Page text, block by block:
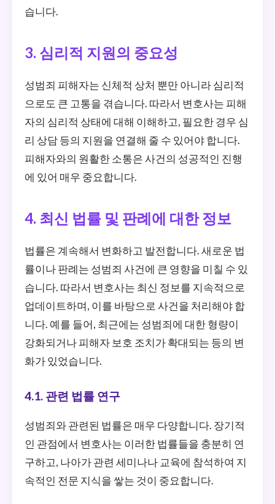
습니다.
3. 심리적 지원의 중요성
성범죄 피해자는 신체적 상처 뿐만 아니라 심리적
으로도 큰 고통을 겪습니다. 따라서 변호사는 피해
자의 심리적 상태에 대해 이해하고, 필요한 경우 심
리 상담 등의 지원을 연결해 줄 수 있어야 합니다.
피해자와의 원활한 소통은 사건의 성공적인 진행
에 있어 매우 중요합니다.
4. 최신 법률 및 판례에 대한 정보
법률은 계속해서 변화하고 발전합니다. 새로운 법
률이나 판례는 성범죄 사건에 큰 영향을 미칠 수 있
습니다. 따라서 변호사는 최신 정보를 지속적으로
업데이트하며, 이를 바탕으로 사건을 처리해야 합
니다. 예를 들어, 최근에는 성범죄에 대한 형량이
강화되거나 피해자 보호 조치가 확대되는 등의 변
화가 있었습니다.
4.1. 관련 법률 연구
성범죄와 관련된 법률은 매우 다양합니다. 장기적
인 관점에서 변호사는 이러한 법률들을 충분히 연
구하고, 나아가 관련 세미나나 교육에 참석하여 지
속적인 전문 지식을 쌓는 것이 중요합니다.